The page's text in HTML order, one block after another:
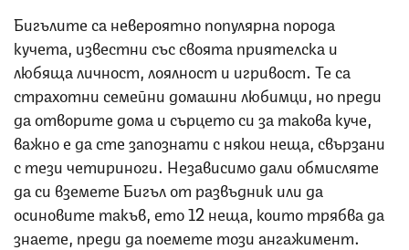
Бигълите са невероятно популярна порода
кучета, известни със своята приятелска и
любяща личност, лоялност и игривост. Те са
страхотни семейни домашни любимци, но преди
да отворите дома и сърцето си за такова куче,
важно е да сте запознати с някои неща, свързани
с тези четириноги. Независимо дали обмисляте
да си вземете Бигъл от развъдник или да
осиновите такъв, ето 12 неща, които трябва да
знаете, преди да поемете този ангажимент.